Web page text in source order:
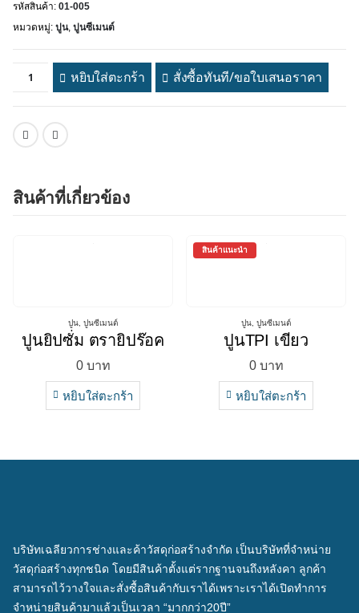
รหัสสินค้า: 01-005
หมวดหมู่: ปูน, ปูนซีเมนต์
หยิบใส่ตะกร้า สั่งซื้อทันที/ขอใบเสนอราคา
สินค้าที่เกี่ยวข้อง
ปูน ปูนซีเมนต์
ปูนยิปซั่ม ตรายิปร๊อค
0 บาท
หยิบใส่ตะกร้า
สินค้าแนะนำ
ปูน ปูนซีเมนต์
ปูนTPI เขียว
0 บาท
หยิบใส่ตะกร้า
บริษัทเฉลียวการช่างและค้าวัสดุก่อสร้างจำกัด เป็นบริษัทที่จำหน่าย
วัสดุก่อสร้างทุกชนิด โดยมีสินค้าตั้งแต่รากฐานจนถึงหลังคา ลูกค้า
สามารถไว้วางใจและสั่งซื้อสินค้ากับเราได้เพราะเราได้เปิดทำการ
จำหน่ายสินค้ามาแล้วเป็นเวลา “มากกว่า20ปี”